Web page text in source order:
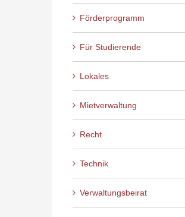
Förderprogramm
Für Studierende
Lokales
Mietverwaltung
Recht
Technik
Verwaltungsbeirat